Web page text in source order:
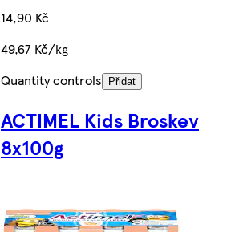
14,90 Kč
49,67 Kč/kg
Quantity controls
Přidat
ACTIMEL Kids Broskev
8x100g